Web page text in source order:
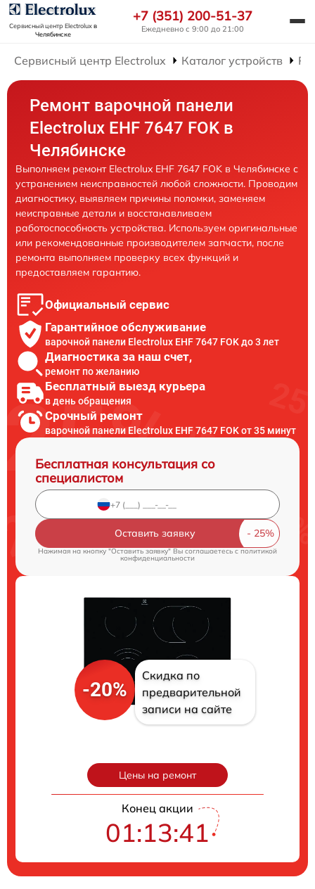
Сервисный центр Electroluxв
Челябинске
+7 (351) 200-51-37
Ежедневно с 9:00 до 21:00
Сервисный центр Electrolux Каталог устройств
Ремонт варочной панели
Electrolux EHF 7647 FOK в
Челябинске
Выполняем ремонт Electrolux EHF 7647 FOK в Челябинске с
устранением неисправностей любой сложности. Проводим
диагностику, выявляем причины поломки, заменяем
неисправные детали и восстанавливаем
работоспособность устройства. Используем оригинальные
или рекомендованные производителем запчасти, после
ремонта выполняем проверку всех функций и
предоставляем гарантию.
Официальный сервис
Гарантийное обслуживание
варочной панели Electrolux EHF 7647 FOK до 3 лет
Диагностика за наш счет,
ремонт по желанию
Бесплатный выезд курьера
в день обращения
Срочный ремонт
варочной панели Electrolux EHF 7647 FOK от 35 минут
Бесплатная консультация со
специалистом
Оставить заявку
Нажимая на кнопку "Оставить заявку" Вы соглашаетесь c политикой
конфиденциальности
-20%
Скидка по
предварительной
записи на сайте
Цены на ремонт
Конец акции
01:13:40